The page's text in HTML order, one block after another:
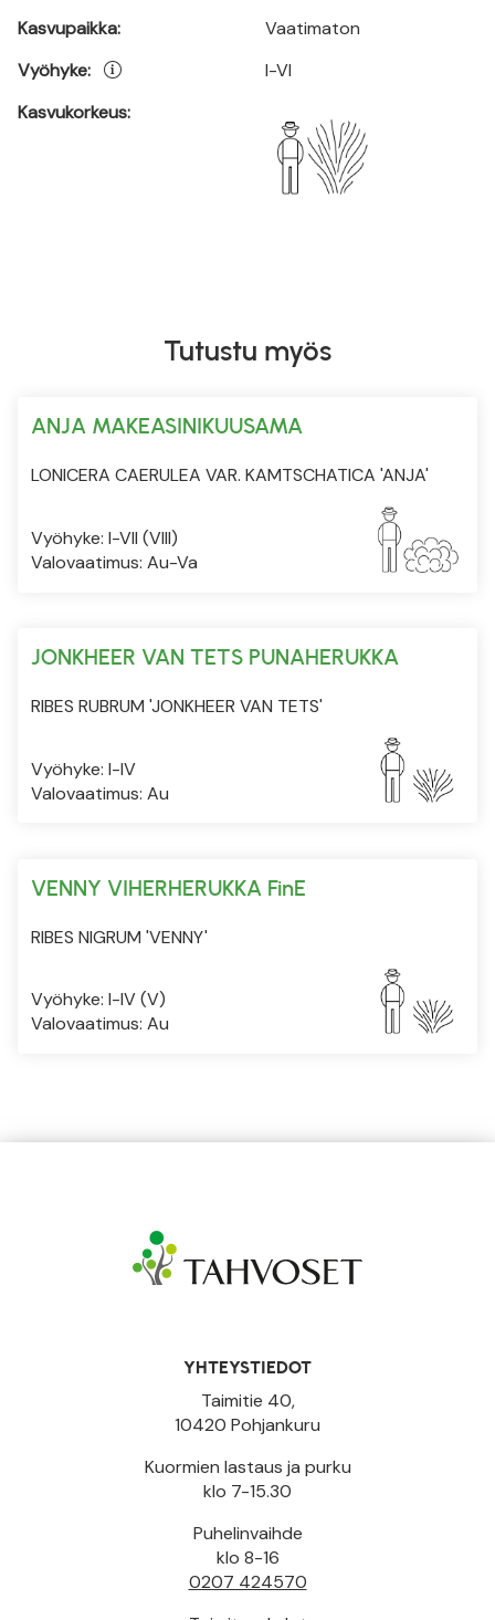
Kasvupaikka:
Vyöhyke:
Kasvukorkeus:
Vaatimaton
I-VI
Tutustu myös
ANJA MAKEASINIKUUSAMA
LONICERA CAERULEA VAR. KAMTSCHATICA 'ANJA'
Vyöhyke: I-VII (VIII)
Valovaatimus: Au-Va
JONKHEER VAN TETS PUNAHERUKKA
RIBES RUBRUM 'JONKHEER VAN TETS'
Vyöhyke: I-IV
Valovaatimus: Au
VENNY VIHERHERUKKA FinE
RIBES NIGRUM 'VENNY'
Vyöhyke: I-IV (V)
Valovaatimus: Au
YHTEYSTIEDOT
Taimitie 40,
10420 Pohjankuru
Kuormien lastaus ja purku
klo 7-15.30
Puhelinvaihde
klo 8-16
0207 424570